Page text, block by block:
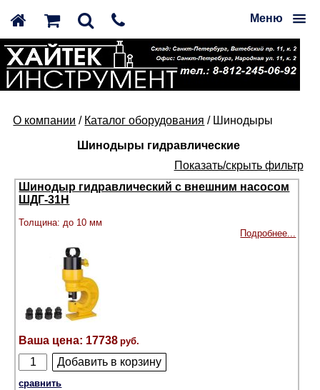
Меню
О компании / Каталог оборудования / Шинодыры
Шинодыры гидравлические
Показать/скрыть фильтр
Шинодыр гидравлический с внешним насосом
ШДГ-31Н
Толщина: до 10 мм
Подробнее...
17738
сравнить